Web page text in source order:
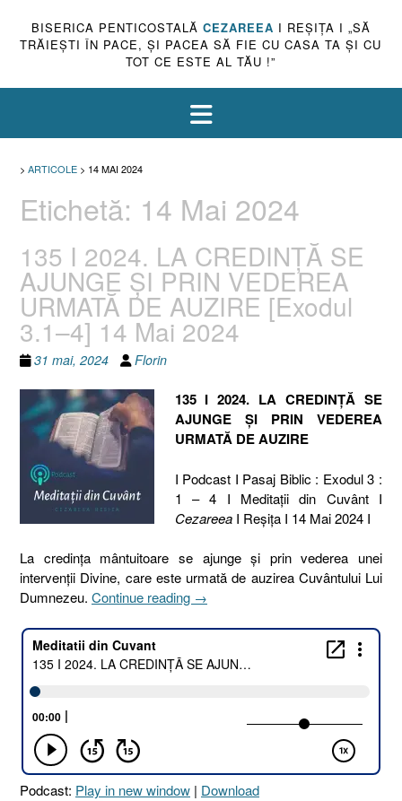
BISERICA PENTICOSTALĂ CEZAREEA I REŞIŢA I „SĂ
TRĂIEŞTI ÎN PACE, ŞI PACEA SĂ FIE CU CASA TA ŞI CU
TOT CE ESTE AL TĂU !”
> ARTICOLE > 14 MAI 2024
Etichetă: 14 Mai 2024
135 I 2024. LA CREDINȚĂ SE
AJUNGE ȘI PRIN VEDEREA
URMATĂ DE AUZIRE [Exodul
3.1–4] 14 Mai 2024
31 mai, 2024 Florin
135 I 2024. LA CREDINȚĂ SE
AJUNGE ȘI PRIN VEDEREA
URMATĂ DE AUZIRE
I Podcast I Pasaj Biblic : Exodul 3 :
1 – 4 I Meditaţii din Cuvânt I
CezareeaI Reşiţa I 14 Mai 2024 I
La credința mântuitoare se ajunge și prin vederea unei
intervenții Divine, care este urmată de auzirea Cuvântului Lui
Dumnezeu. Continue reading „135
2024.
LA
CREDINȚĂ
VEDEREA
URMATĂ
→
Podcast: Play in new window | Download